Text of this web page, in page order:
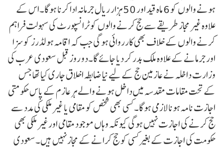
ہونے والوں کو 6 ماہ قید اور 50 ہزار ریال جرمانہ ادا کرنا ہوگا۔اس کے
علاوہ غیر مجاز طریقے سے حج کرنے والوں کو ٹرانسپورٹ کی سہولت فراہم
کرنے والوں کے خلاف بھی کارروائی ہو گی جب کہ اقامہ ہولڈرز کو سزا
اور جرمانے کے علاوہ ملک بدر کر دیا جائے گا۔دو روز قبل سعودی عرب کی
وزارت داخلہ نے عازمین حج کے لیے نیا ضابطہ اخلاق جاری کیا تھا جس
کے تحت مقامات مقدسہ میں داخل ہونے والے ہر عازم کے پاس حکومتی
اجازت نامہ ہونا لازمی ہوگا۔ کسی بھی شخص کو مقامی یا غیر ملکی کی مدد سے
حج کرنے کی اجازت نہیں ہوگی کیونکہ وہاں موجود مقامی اورغیر ملکی بھی
حکومت کی اجازت کے بغیر کسی کو حج کرانے کے مجاز نہیں ہیں۔سعودی